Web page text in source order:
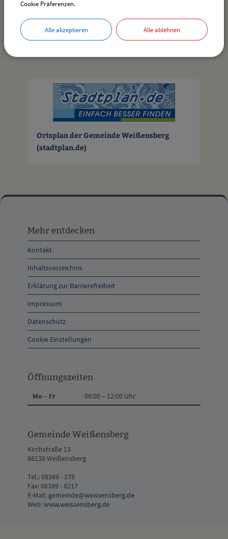
Ortsplan der Gemeinde Weißensberg
(stadtplan.de)
druckennach oben
entdecken,
Öffnungszeiten
und
Anschrift
und
Kontakt
Mehr entdecken
Kontakt
Inhaltsverzeichnis
Erklärung zur Barrierefreiheit
Impressum
Datenschutz
Cookie Einstellungen
Öffnungszeiten
Mo – Fr 08:00 – 12:00 Uhr
Gemeinde Weißensberg
Kirchstraße 13
88138 Weißensberg
Tel.: 08389 - 278
Fax: 08389 - 8217
E-Mail: gemeinde@weissensberg.de
Web:www.weissensberg.de
Cookie Präferenzen.
Alle akzeptieren Alle ablehnen